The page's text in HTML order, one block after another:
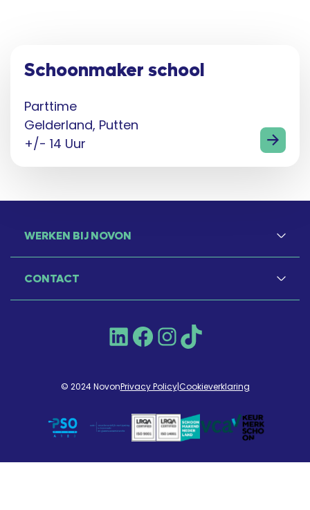
Schoonmaker school
Parttime
Gelderland, Putten
+/- 14 Uur
WERKEN BIJ NOVON
CONTACT
LinkedInFacebookInstagram
TikTok
© 2024 NovonPrivacy Policy|Cookieverklaring